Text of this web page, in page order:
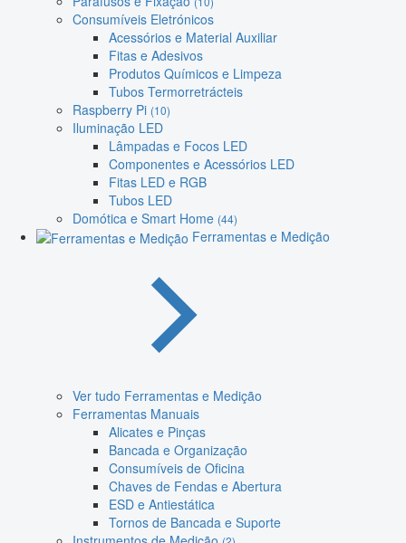
Consumíveis Eletrónicos
Acessórios e Material Auxiliar
Fitas e Adesivos
Produtos Químicos e Limpeza
Tubos Termorretrácteis
Raspberry Pi (10)
Iluminação LED
Lâmpadas e Focos LED
Componentes e Acessórios LED
Fitas LED e RGB
Tubos LED
Domótica e Smart Home (44)
Ferramentas e Medição
Ver tudo Ferramentas e Medição
Ferramentas Manuais
Alicates e Pinças
Bancada e Organização
Consumíveis de Oficina
Chaves de Fendas e Abertura
ESD e Antiestática
Tornos de Bancada e Suporte